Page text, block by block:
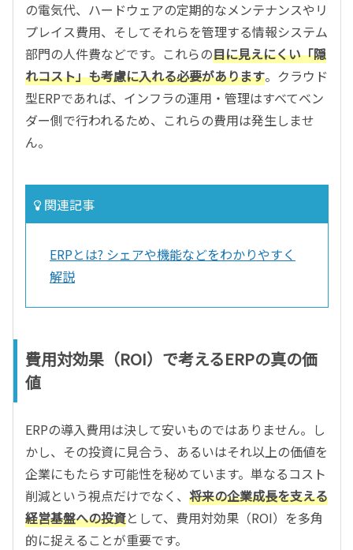
の電気代、ハードウェアの定期的なメンテナンスやリ
プレイス費用、そしてそれらを管理する情報システム
部門の人件費などです。これらの目に見えにくい「隠
れコスト」も考慮に入れる必要があります。クラウド
型ERPであれば、インフラの運用・管理はすべてベン
ダー側で行われるため、これらの費用は発生しませ
ん。
関連記事
ERPとは? シェアや機能などをわかりやすく
解説
費用対効果（ROI）で考えるERPの真の価
値
ERPの導入費用は決して安いものではありません。し
かし、その投資に見合う、あるいはそれ以上の価値を
企業にもたらす可能性を秘めています。単なるコスト
削減という視点だけでなく、 将来の企業成長を支える
経営基盤への投資として、費用対効果（ROI）を多角
的に捉えることが重要です。